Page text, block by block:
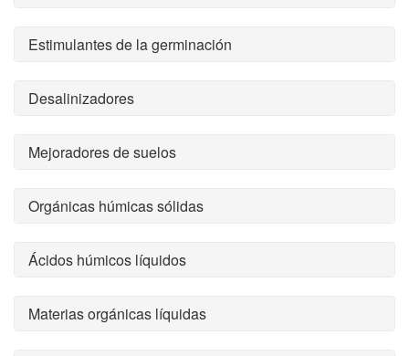
Estimulantes de la germinación
Desalinizadores
Mejoradores de suelos
Orgánicas húmicas sólidas
Ácidos húmicos líquidos
Materias orgánicas líquidas